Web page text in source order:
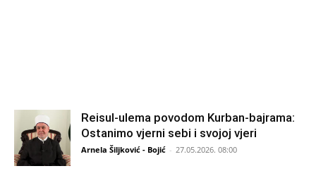
Reisul-ulema povodom Kurban-bajrama:
Ostanimo vjerni sebi i svojoj vjeri
Arnela Šiljković - Bojić - 27.05.2026. 08:00